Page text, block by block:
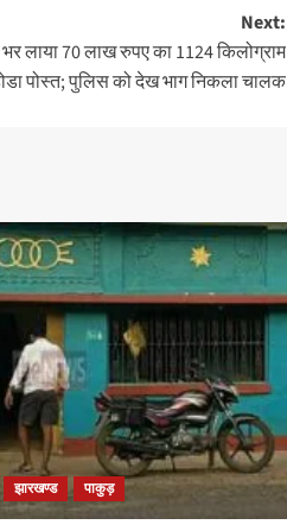
Next:
लाया 70 लाख रुपए का 1124 किलोग्राम
पोस्त; पुलिस को देख भाग निकला चालक
झारखण्ड पाकुड़